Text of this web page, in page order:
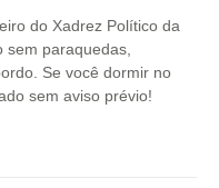
do Xadrez Político da
sem paraquedas,
Se você dormir no
sem aviso prévio!